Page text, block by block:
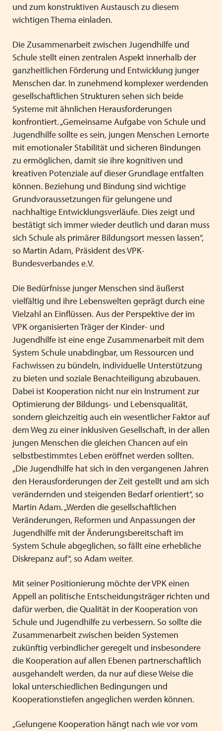
und zum konstruktiven Austausch zu diesem
wichtigen Thema einladen.
Die Zusammenarbeit zwischen Jugendhilfe und
Schule stellt einen zentralen Aspekt innerhalb der
ganzheitlichen Förderung und Entwicklung junger
Menschen dar. In zunehmend komplexer werdenden
gesellschaftlichen Strukturen sehen sich beide
Systeme mit ähnlichen Herausforderungen
konfrontiert. „Gemeinsame Aufgabe von Schule und
Jugendhilfe sollte es sein, jungen Menschen Lernorte
mit emotionaler Stabilität und sicheren Bindungen
zu ermöglichen, damit sie ihre kognitiven und
kreativen Potenziale auf dieser Grundlage entfalten
können. Beziehung und Bindung sind wichtige
Grundvoraussetzungen für gelungene und
nachhaltige Entwicklungsverläufe. Dies zeigt und
bestätigt sich immer wieder deutlich und daran muss
sich Schule als primärer Bildungsort messen lassen“,
so Martin Adam, Präsident des VPK-
Bundesverbandes e.V.
Die Bedürfnisse junger Menschen sind äußerst
vielfältig und ihre Lebenswelten geprägt durch eine
Vielzahl an Einflüssen. Aus der Perspektive der im
VPK organisierten Träger der Kinder- und
Jugendhilfe ist eine enge Zusammenarbeit mit dem
System Schule unabdingbar, um Ressourcen und
Fachwissen zu bündeln, individuelle Unterstützung
zu bieten und soziale Benachteiligung abzubauen.
Dabei ist Kooperation nicht nur ein Instrument zur
Optimierung der Bildungs- und Lebensqualität,
sondern gleichzeitig auch ein wesentlicher Faktor auf
dem Weg zu einer inklusiven Gesellschaft, in der allen
jungen Menschen die gleichen Chancen auf ein
selbstbestimmtes Leben eröffnet werden sollten.
„Die Jugendhilfe hat sich in den vergangenen Jahren
den Herausforderungen der Zeit gestellt und am sich
verändernden und steigenden Bedarf orientiert“, so
Martin Adam. „Werden die gesellschaftlichen
Veränderungen, Reformen und Anpassungen der
Jugendhilfe mit der Änderungsbereitschaft im
System Schule abgeglichen, so fällt eine erhebliche
Diskrepanz auf“, so Adam weiter.
Mit seiner Positionierung möchte der VPK einen
Appell an politische Entscheidungsträger richten und
dafür werben, die Qualität in der Kooperation von
Schule und Jugendhilfe zu verbessern. So sollte die
Zusammenarbeit zwischen beiden Systemen
zukünftig verbindlicher geregelt und insbesondere
die Kooperation auf allen Ebenen partnerschaftlich
ausgehandelt werden, da nur auf diese Weise die
lokal unterschiedlichen Bedingungen und
Kooperationstiefen angeglichen werden können.
„Gelungene Kooperation hängt nach wie vor vom